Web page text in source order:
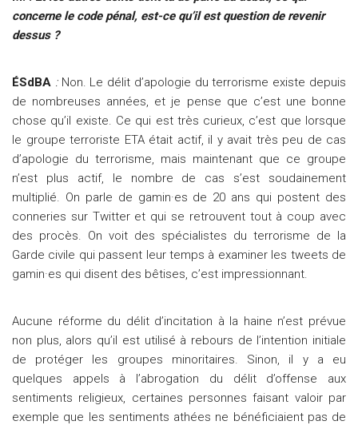
concerne le code pénal, est-ce qu’il est question de revenir
dessus ?
ÉSdBA : Non. Le délit d’apologie du terrorisme existe depuis
de nombreuses années, et je pense que c’est une bonne
chose qu’il existe. Ce qui est très curieux, c’est que lorsque
le groupe terroriste ETA était actif, il y avait très peu de cas
d’apologie du terrorisme, mais maintenant que ce groupe
n’est plus actif, le nombre de cas s’est soudainement
multiplié. On parle de gamin·es de 20 ans qui postent des
conneries sur Twitter et qui se retrouvent tout à coup avec
des procès. On voit des spécialistes du terrorisme de la
Garde civile qui passent leur temps à examiner les tweets de
gamin·es qui disent des bêtises, c’est impressionnant.
Aucune réforme du délit d’incitation à la haine n’est prévue
non plus, alors qu’il est utilisé à rebours de l’intention initiale
de protéger les groupes minoritaires. Sinon, il y a eu
quelques appels à l’abrogation du délit d’offense aux
sentiments religieux, certaines personnes faisant valoir par
exemple que les sentiments athées ne bénéficiaient pas de